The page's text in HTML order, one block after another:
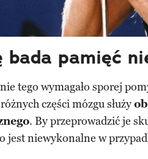
bada pamięć
tego wymagało sporej
części mózgu służy
. By przeprowadzić je
jest niewykonalne w